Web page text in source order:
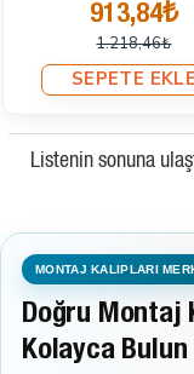
913,84₺
1.218,46₺
SEPETE EKLE
Listenin sonuna
MONTAJ KALIPLARI
Doğru Montaj
Kolayca Bulun